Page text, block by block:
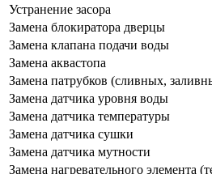
Устранение засора
Замена блокиратора дверцы
Замена клапана подачи воды
Замена аквастопа
Замена патрубков (сливных,
Замена датчика уровня воды
Замена датчика температуры
Замена датчика сушки
Замена датчика мутности
Замена нагревательного элемента